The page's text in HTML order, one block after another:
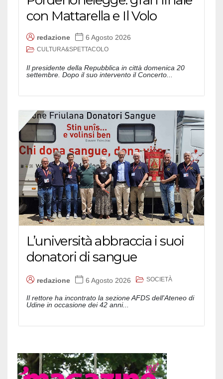
con Mattarella e Il Volo
redazione 6 Agosto 2026
CULTURA&SPETTACOLO
Il presidente della Repubblica in città domenica 20
settembre. Dopo il suo intervento il Concerto...
L’università abbraccia i suoi
donatori di sangue
redazione 6 Agosto 2026 SOCIETÀ
Il rettore ha incontrato la sezione AFDS dell'Ateneo di
Udine in occasione dei 42 anni...